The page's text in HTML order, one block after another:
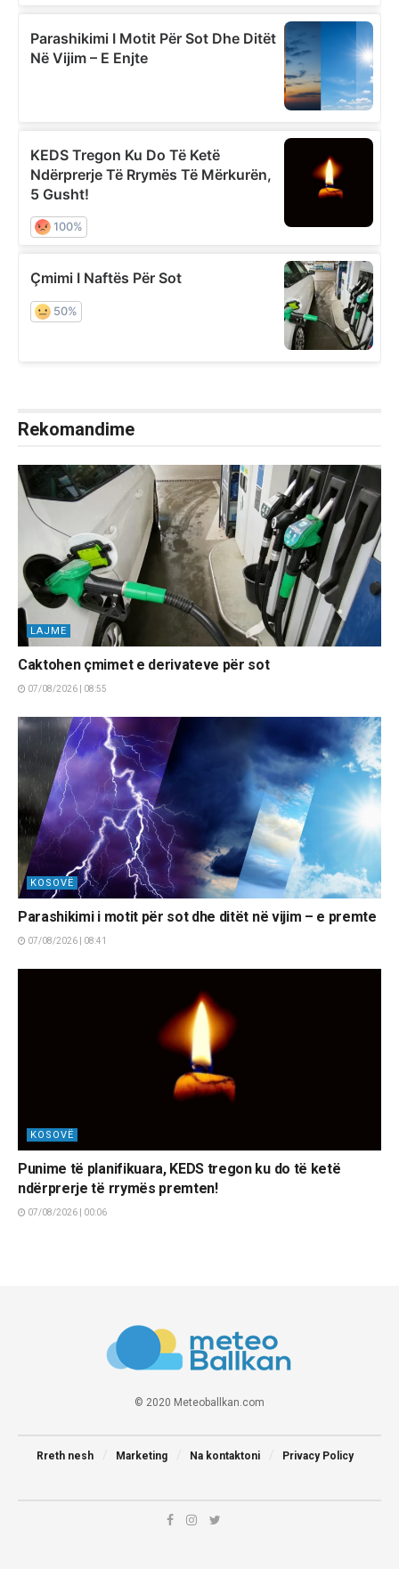
Rekomandime
LAJME
Caktohen çmimet e derivateve për sot
07/08/2026 | 08:55
KOSOVË
Parashikimi i motit për sot dhe ditët në vijim – e premte
07/08/2026 | 08:41
KOSOVË
Punime të planifikuara, KEDS tregon ku do të ketë
ndërprerje të rrymës premten!
07/08/2026 | 00:06
© 2020 Meteoballkan.com
Rreth nesh Marketing Na kontaktoni Privacy Policy